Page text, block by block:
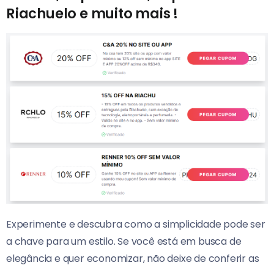
Riachuelo e muito mais !
Experimente e descubra como a simplicidade pode ser
a chave para um estilo. Se você está em busca de
elegância e quer economizar, não deixe de conferir as